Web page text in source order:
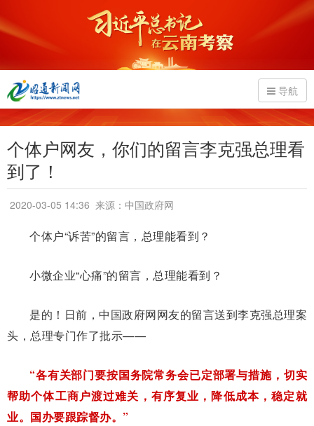
导航
个体户网友，你们的留言李克强总理看
到了！
2020-03-05 14:36 来源：中国政府网
个体户“诉苦”的留言，总理能看到？
小微企业“心痛”的留言，总理能看到？
是的！日前，中国政府网网友的留言送到李克强总理案
头，总理专门作了批示——
“各有关部门要按国务院常务会已定部署与措施，切实
帮助个体工商户渡过难关，有序复业，降低成本，稳定就
业。国办要跟踪督办。 ”